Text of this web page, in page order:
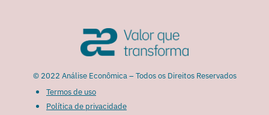
© 2022 Análise Econômica – Todos os Direitos Reservados
Termos de uso
Política de privacidade